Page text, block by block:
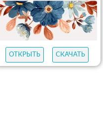
ОТКРЫТЬ СКАЧАТЬ